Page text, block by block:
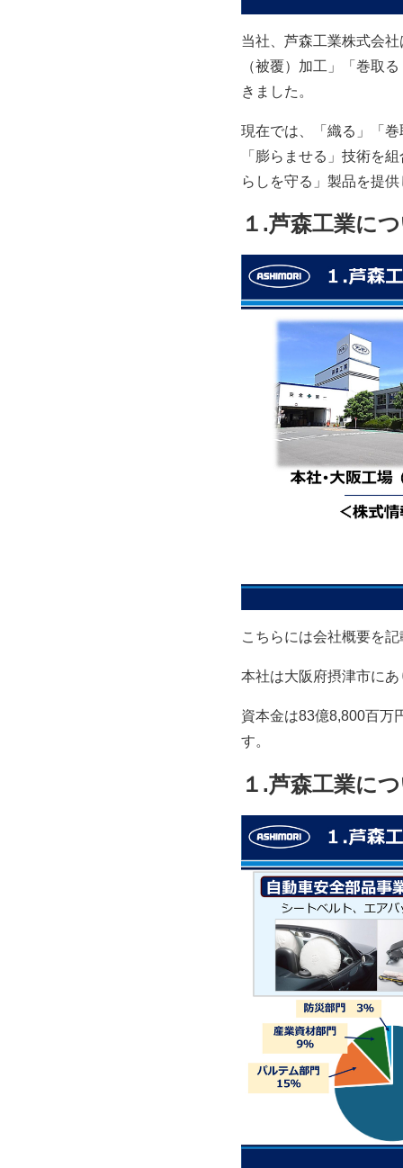
当社、芦森工業株式会
（被覆）加工」「巻取
きました。
現在では、「織る」「
「膨らませる」技術を
らしを守る」製品を提
１.芦森工業に
こちらには会社概要を
本社は大阪府摂津市に
資本金は83億8,800百万
す。
１.芦森工業に